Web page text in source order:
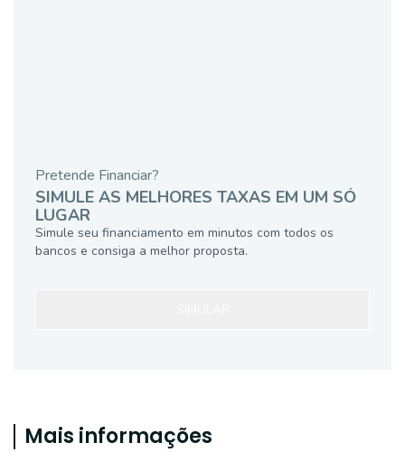
Pretende Financiar?
SIMULE AS MELHORES TAXAS EM UM SÓ
LUGAR
Simule seu financiamento em minutos com todos os
bancos e consiga a melhor proposta.
Mais informações